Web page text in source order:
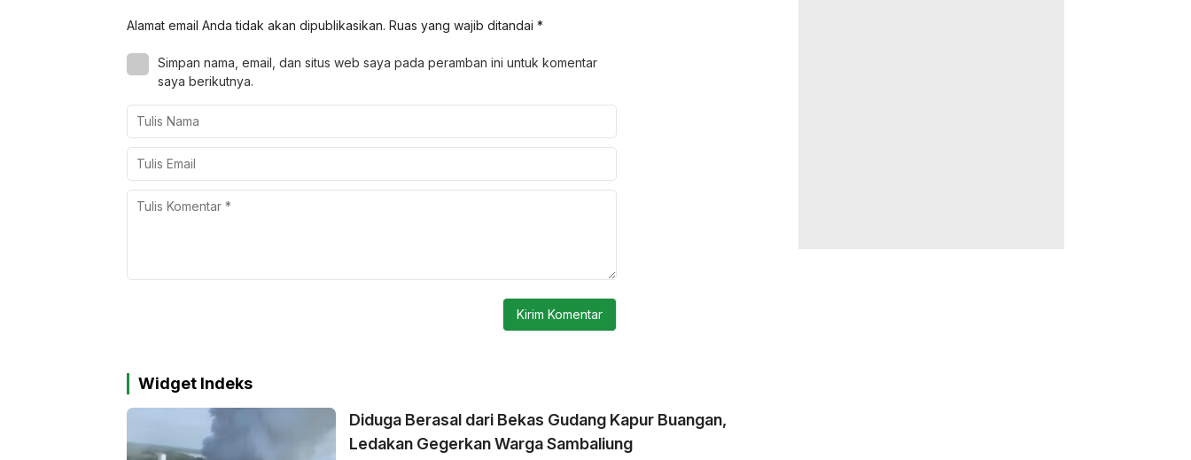
Alamat email Anda tidak akan dipublikasikan. Ruas yang wajib ditandai *
Simpan nama, email, dan situs web saya pada peramban ini untuk komentar
saya berikutnya.
Widget Indeks
Diduga Berasal dari Bekas Gudang Kapur Buangan,
Ledakan Gegerkan Warga Sambaliung